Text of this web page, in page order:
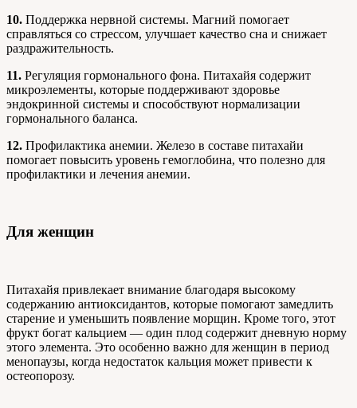
10. Поддержка нервной системы. Магний помогает
справляться со стрессом, улучшает качество сна и снижает
раздражительность.
11. Регуляция гормонального фона. Питахайя содержит
микроэлементы, которые поддерживают здоровье
эндокринной системы и способствуют нормализации
гормонального баланса.
12. Профилактика анемии. Железо в составе питахайи
помогает повысить уровень гемоглобина, что полезно для
профилактики и лечения анемии.
Для женщин
Питахайя привлекает внимание благодаря высокому
содержанию антиоксидантов, которые помогают замедлить
старение и уменьшить появление морщин. Кроме того, этот
фрукт богат кальцием — один плод содержит дневную норму
этого элемента. Это особенно важно для женщин в период
менопаузы, когда недостаток кальция может привести к
остеопорозу.